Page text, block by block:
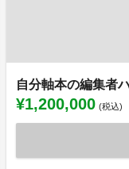
自分軸本の編集者
¥1,200,000 (税込)